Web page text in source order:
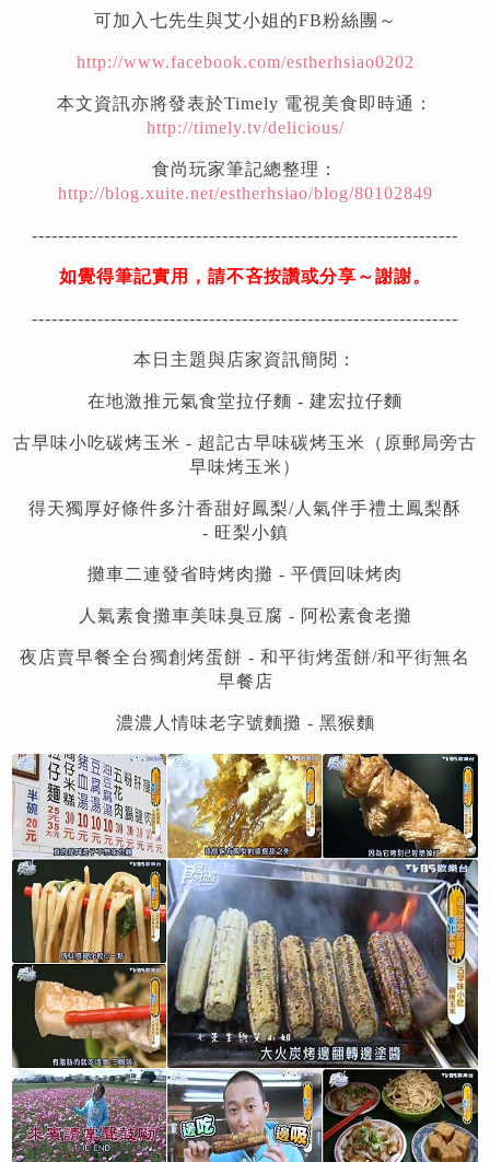
可加入七先生與艾小姐的FB粉絲團～
http://www.facebook.com/estherhsiao0202
本文資訊亦將發表於Timely 電視美食即時通：
http://timely.tv/delicious/
食尚玩家筆記總整理：
http://blog.xuite.net/estherhsiao/blog/80102849
-----------------------------------------------------------------
如覺得筆記實用，請不吝按讚或分享～謝謝。
-----------------------------------------------------------------
本日主題與店家資訊簡閱：
在地激推元氣食堂拉仔麵 - 建宏拉仔麵
古早味小吃碳烤玉米 - 超記古早味碳烤玉米
（原郵局旁古
早味烤玉米）
得天獨厚好條件多汁香甜好鳳梨/人氣伴手禮土鳳梨酥
- 旺梨小鎮
攤車二連發省時烤肉攤 - 平價回味烤肉
人氣素食攤車美味臭豆腐 - 阿松素食老攤
夜店賣早餐全台獨創烤蛋餅 - 和平街烤蛋餅/和平街無名
早餐店
濃濃人情味老字號麵攤 - 黑猴麵